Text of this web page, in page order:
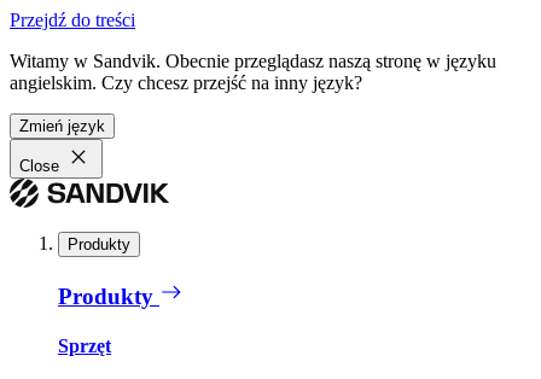
Przejdź do treści
Witamy w Sandvik. Obecnie przeglądasz naszą stronę w języku
angielskim. Czy chcesz przejść na inny język?
Zmień język
Close
Produkty
Produkty
Sprzęt